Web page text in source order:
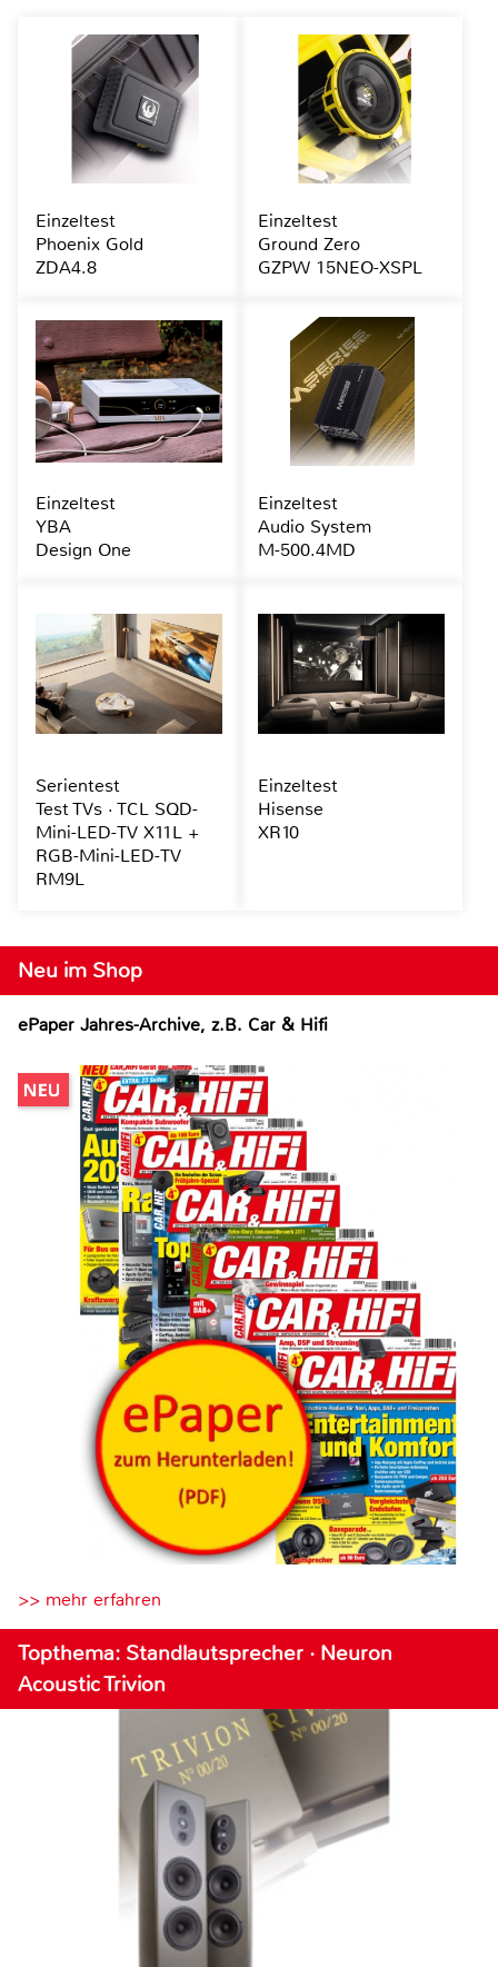
Neu im Shop
ePaper Jahres-Archive, z.B. Car & Hifi
>> mehr erfahren
Topthema: Standlautsprecher · Neuron
Acoustic Trivion
Einzeltest
Phoenix Gold
ZDA4.8
Einzeltest
Ground Zero
GZPW 15NEO-XSPL
Einzeltest
YBA
Design One
Einzeltest
Audio System
M-500.4MD
Serientest
Test TVs · TCL SQD-
Mini-LED-TV X11L +
RGB-Mini-LED-TV
RM9L
Einzeltest
Hisense
XR10